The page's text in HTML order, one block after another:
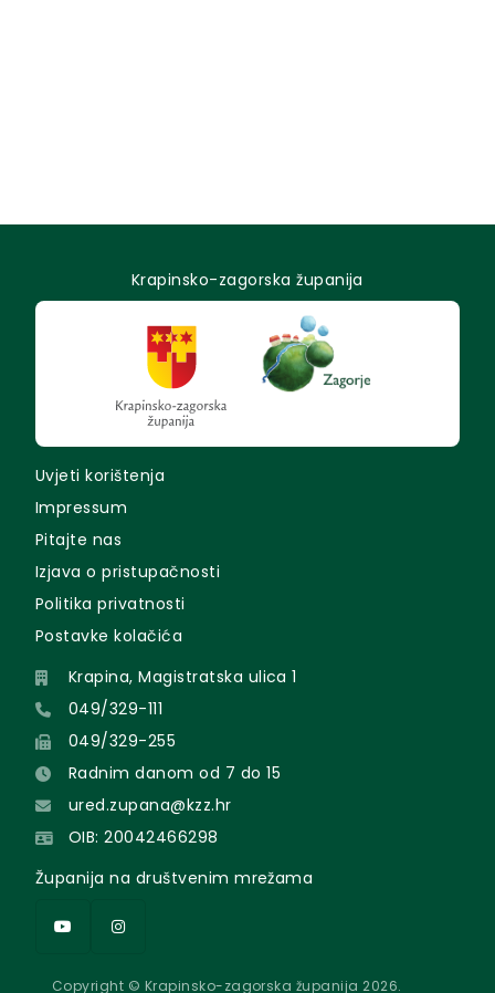
Krapinsko-zagorska županija
Uvjeti korištenja
Impressum
Pitajte nas
Izjava o pristupačnosti
Politika privatnosti
Postavke kolačića
Krapina, Magistratska ulica 1
049/329-111
049/329-255
Radnim danom od 7 do 15
ured.zupana@kzz.hr
OIB: 20042466298
Županija na društvenim mrežama
Copyright © Krapinsko-zagorska županija 2026.